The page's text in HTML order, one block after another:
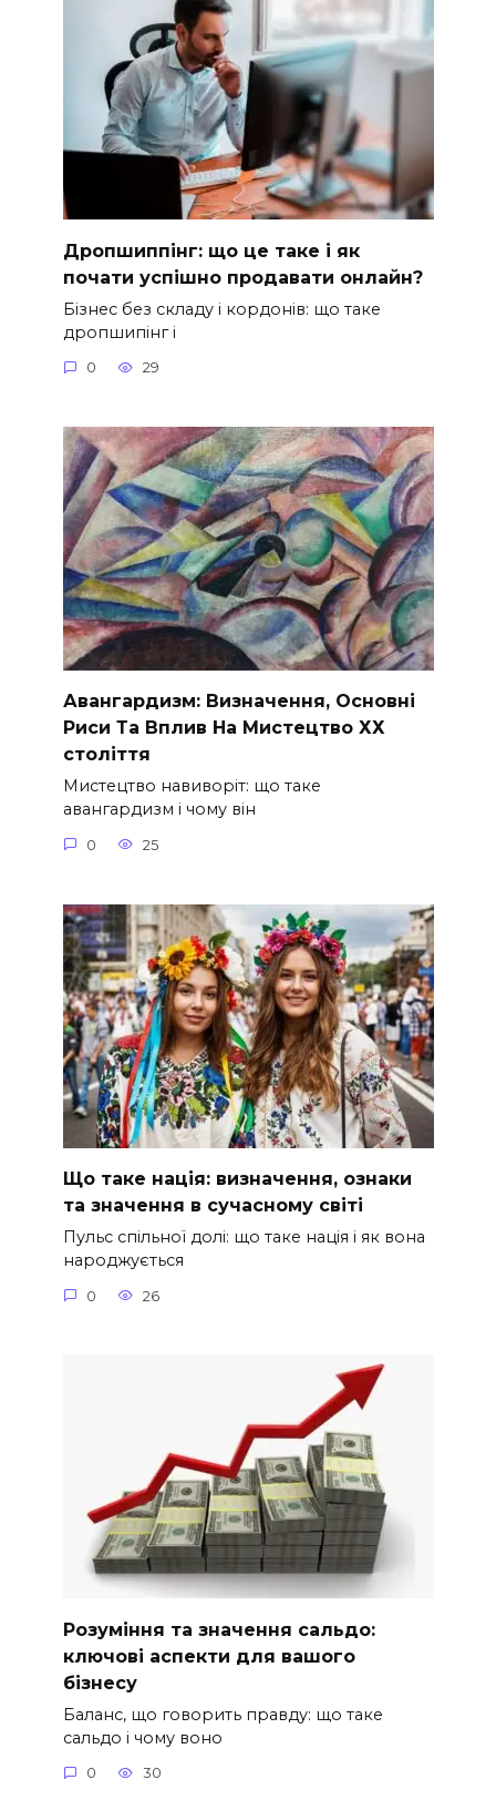
Дропшиппінг: що це таке і як
почати успішно продавати онлайн?
Бізнес без складу і кордонів: що таке
дропшипінг і
0 29
Авангардизм: Визначення, Основні
Риси Та Вплив На Мистецтво ХХ
століття
Мистецтво навиворіт: що таке
авангардизм і чому він
0 25
Що таке нація: визначення, ознаки
та значення в сучасному світі
Пульс спільної долі: що таке нація і як вона
народжується
0 26
Розуміння та значення сальдо:
ключові аспекти для вашого
бізнесу
Баланс, що говорить правду: що таке
сальдо і чому воно
0 30